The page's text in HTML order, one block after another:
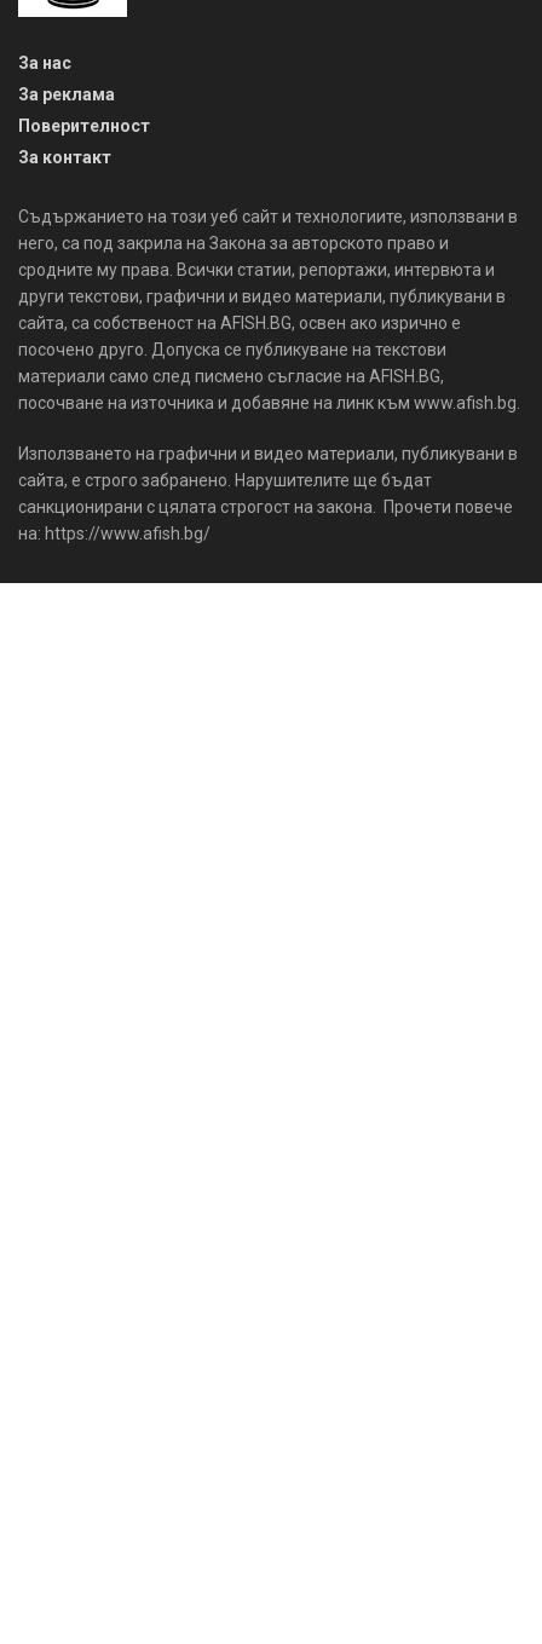
За нас
За реклама
Поверителност
За контакт
Съдържанието на този уеб сайт и технологиите, използвани в
него, са под закрила на Закона за авторското право и
сродните му права. Всички статии, репортажи, интервюта и
други текстови, графични и видео материали, публикувани в
сайта, са собственост на AFISH.BG, освен ако изрично е
посочено друго. Допуска се публикуване на текстови
материали само след писмено съгласие на AFISH.BG,
посочване на източника и добавяне на линк към www.afish.bg.
Използването на графични и видео материали, публикувани в
сайта, е строго забранено. Нарушителите ще бъдат
санкционирани с цялата строгост на закона. Прочети повече
на: https://www.afish.bg/